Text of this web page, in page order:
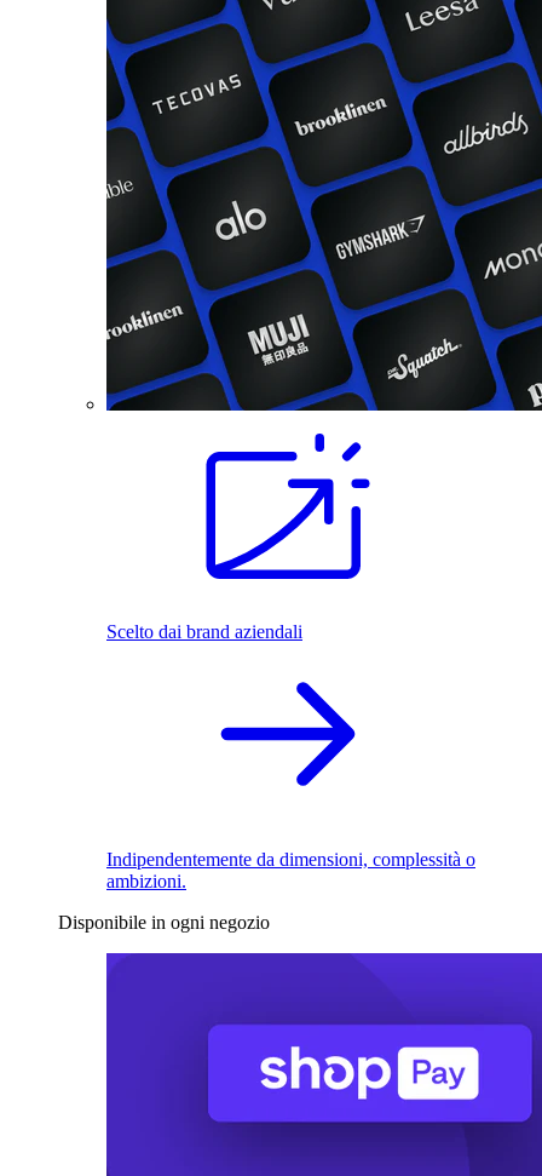
Scelto dai brand aziendali
Indipendentemente da dimensioni, complessità o
ambizioni.
Disponibile in ogni negozio